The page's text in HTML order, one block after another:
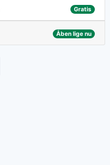
Gratis
Åben lige nu